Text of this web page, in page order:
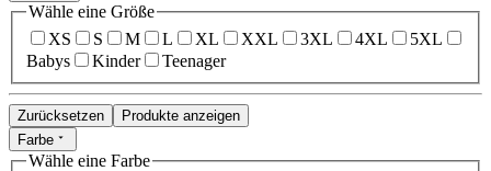
Wähle eine Größe
XS
S M L XL XXL 3XL 4XL
5XL
Babys
Kinder Teenager
Zurücksetzen
Produkte anzeigen
Farbe
Wähle eine Farbe